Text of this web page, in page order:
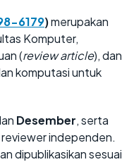
6179)merupakan
Komputer,
(review article), dan
komputasi untuk
Desember, serta
independen.
dipublikasikan sesuai